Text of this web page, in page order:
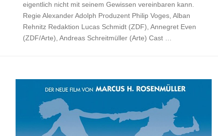
eigentlich nicht mit seinem Gewissen vereinbaren kann.
Regie Alexander Adolph Produzent Philip Voges, Alban
Rehnitz Redaktion Lucas Schmidt (ZDF), Annegret Even
(ZDF/Arte), Andreas Schreitmüller (Arte) Cast …